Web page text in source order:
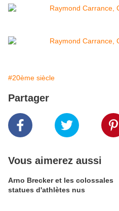
#20ème siècle
Partager
Vous aimerez aussi
Arno Brecker et les colossales
statues d'athlètes nus